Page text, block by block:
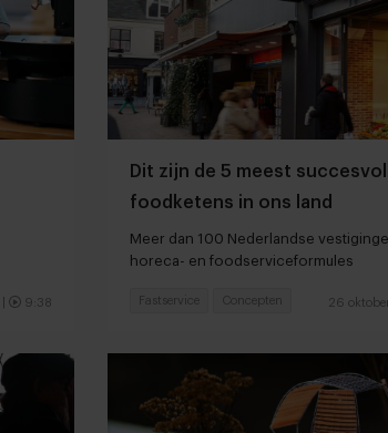
9:38
Dit zijn de 5 meest
foodketens in ons land
Meer dan 100 Nederlandse
horeca- en foodserviceformules
26
Fastservice Concepten